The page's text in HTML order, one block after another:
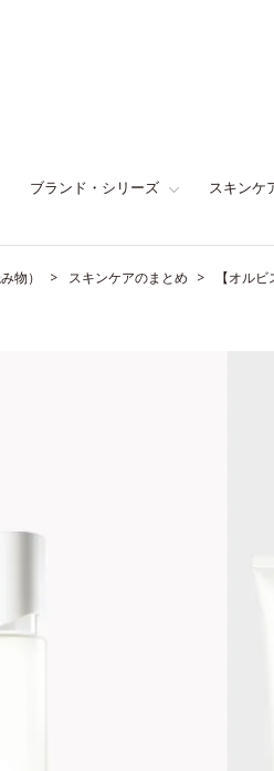
ブランド・シリーズ スキンケ
物） スキンケアのまとめ 【オル